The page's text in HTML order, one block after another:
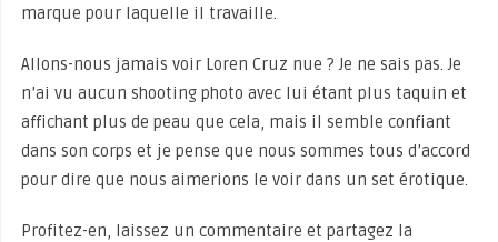
marque pour laquelle il travaille.
Allons-nous jamais voir Loren Cruz nue ? Je ne sais pas. Je
n’ai vu aucun shooting photo avec lui étant plus taquin et
affichant plus de peau que cela, mais il semble confiant
dans son corps et je pense que nous sommes tous d’accord
pour dire que nous aimerions le voir dans un set érotique.
Profitez-en, laissez un commentaire et partagez la